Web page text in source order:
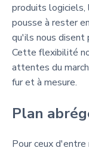
produits logiciels,
pousse à rester
qu'ils nous disent
Cette flexibilité
attentes du
fur et à mesure.
Plan
Pour ceux